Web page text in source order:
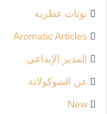
نوتات عطرية
Aromatic Articles
المدير الإبداعي
عن الشوكولاتة
New